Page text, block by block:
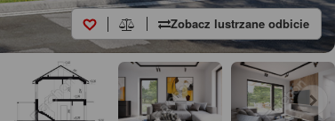
Zobacz lustrzane odbicie